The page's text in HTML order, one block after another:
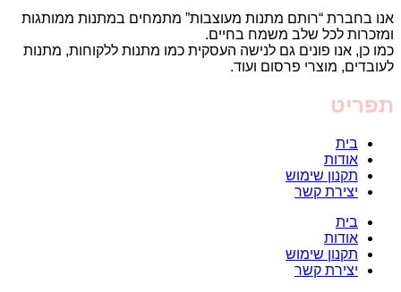
אנו בחברת “רותם מתנות מעוצבות” מתמחים במתנות ממותגות
ומזכרות לכל שלב משמח בחיים.
כמו כן, אנו פונים גם לנישה העסקית כמו מתנות ללקוחות, מתנות
לעובדים, מוצרי פרסום ועוד.
תפריט
בית
אודות
תקנון שימוש
יצירת קשר
בית
אודות
תקנון שימוש
יצירת קשר